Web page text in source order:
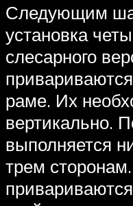
Следующим
установка
слесарного
раме. Их
вертикально.
выполняется
трем